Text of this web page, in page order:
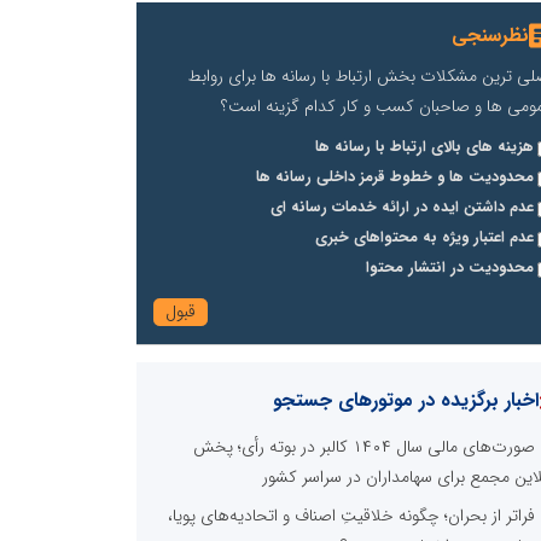
نظرسنجی
ترین مشکلات بخش ارتباط با رسانه ها برای روابط
ها و صاحبان کسب و کار کدام گزینه است؟
هزینه های بالای ارتباط با رسانه ها
محدودیت ها و خطوط قرمز داخلی رسانه ها
عدم داشتن ایده در ارائه خدمات رسانه ای
عدم اعتبار ویژه به محتواهای خبری
محدودیت در انتشار محتوا
اخبار برگزیده در موتورهای جستجو
صورت‌های مالی سال ۱۴۰۴ کالبر در بوته رأی؛ پخش
مجمع برای سهامداران در سراسر کشور
فراتر از بحران؛ چگونه خلاقیتِ اصناف و اتحادیه‌های پویا،